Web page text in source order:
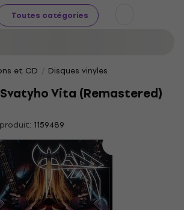
Toutes catégories
et CD Disques vinyles
Vita (Remastered)
1159489